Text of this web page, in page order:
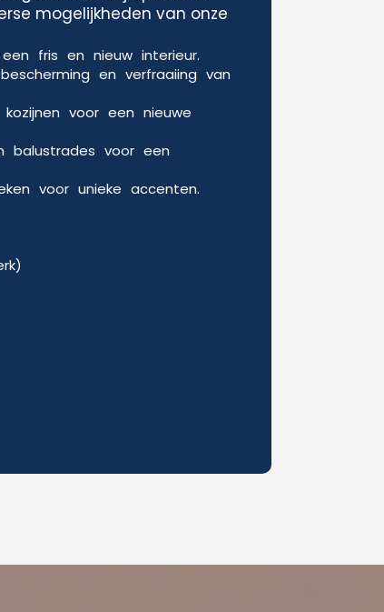
mogelijkheden van onze
een fris en nieuw interieur.
en verfraaiing van
voor een nieuwe
balustrades voor een
voor unieke accenten.